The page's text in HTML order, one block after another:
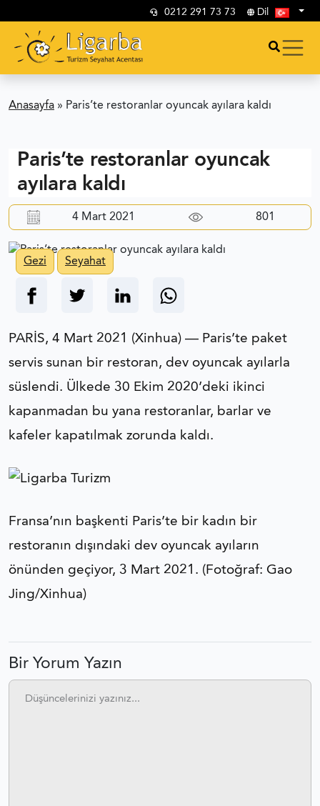
0212 291 73 73 Dil
Anasayfa » Paris’te restoranlar oyuncak ayılara kaldı
Paris’te restoranlar oyuncak
ayılara kaldı
4 Mart 2021 801
Gezi Seyahat
PARİS, 4 Mart 2021 (Xinhua) — Paris’te paket
servis sunan bir restoran, dev oyuncak ayılarla
süslendi. Ülkede 30 Ekim 2020’deki ikinci
kapanmadan bu yana restoranlar, barlar ve
kafeler kapatılmak zorunda kaldı.
Fransa’nın başkenti Paris’te bir kadın bir
restoranın dışındaki dev oyuncak ayıların
önünden geçiyor, 3 Mart 2021. (Fotoğraf: Gao
Jing/Xinhua)
Bir Yorum Yazın